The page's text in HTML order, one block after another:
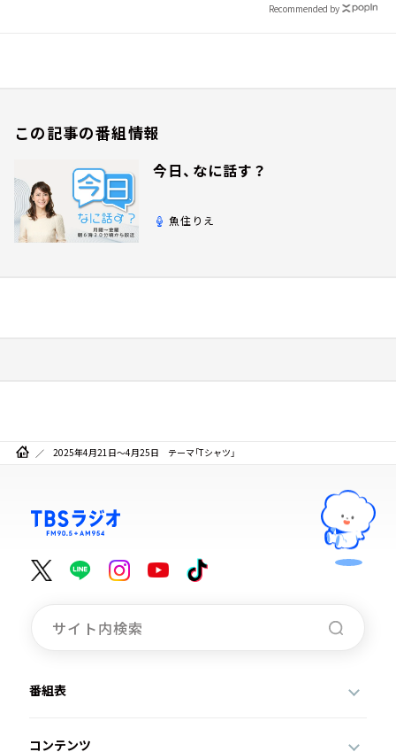
Recommended by
この記事の番組情報
今日、なに話す？
魚住りえ
2025年4月21日～4月25日 テーマ「Tシャツ」
番組表
コンテンツ